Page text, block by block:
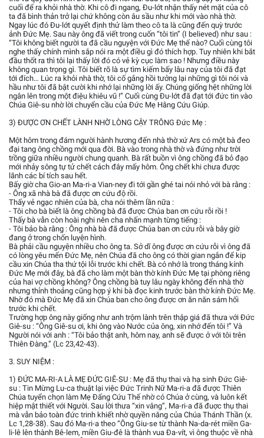
cuối để ra khỏi nhà thờ. Khi cô đi ngang, Đu-lớt nhận thấy nét mặt của cô
ta đã bình thản trở lại chứ không còn âu sầu như khi mới vào nhà thờ.
Ngay lúc đó Đu-lớt quyết định thử làm theo cô ta là cũng đến quỳ trước
ảnh Đức Mẹ. Sau này ông đã viết trong cuốn “tôi tin” (I believed) như sau :
“Tôi không biết người ta đã cầu nguyện với Đức Mẹ thế nào? Cuối cùng tôi
nghe thấy chính mình sắp nói ra một điều gì đó thích hợp. Tuy nhiên khi bắt
đầu thốt ra thì tôi lại thấy lời đó có vẻ kỳ cục làm sao ! Nhưng điều này
không quan trọng gì. Tôi biết rõ là sự tìm kiếm bấy lâu nay của tôi đã đạt
tới đích… Lúc ra khỏi nhà thờ, tôi cố gắng hồi tưởng lại những gì tôi nói và
hầu như tôi đã bật cười khi nhớ lại những lời ấy. Chúng giống hệt những lời
ngân lên trong một điệu khiêu vũ !” Cuối cùng Đu-lớt đã đạt tới đức tin vào
Chúa Giê-su nhờ lời chuyển cầu của Đức Mẹ Hằng Cứu Giúp.
3) ĐƯỢC ƠN CHẾT LÀNH NHỜ LÒNG CẬY TRÔNG Đức Mẹ :
Một hôm trong đám người hành hương đến nhà thờ xứ Ars có một bà đeo
đại tang ông chồng mới qua đời. Bà vào trong nhà thờ và đứng như trời
trồng giữa nhiều người chung quanh. Bà rất buồn vì ông chồng đã bỏ đạo
mới nhảy sông tự tử chết cách đây mấy hôm. Ông chết khi chưa được
lãnh các bí tích sau hết.
Bấy giờ cha Gio-an Ma-ri-a Vian-ney đi tới gần ghé tai nói nhỏ với bà rằng :
- Ông xã nhà bà đã được ơn cứu độ rồi.
Thấy vẻ ngạc nhiên của bà, cha nói thêm lần nữa :
- Tôi cho bà biết là ông chồng bà đã được Chúa ban ơn cứu rỗi rồi !
Thấy bà vẫn còn hoài nghi nên cha nhấn mạnh từng tiếng :
- Tôi bảo bà rằng : Ông nhà bà đã được Chúa ban ơn cứu rỗi và bây giờ
đang ở trong chốn luyện hình.
Bà phải cầu nguyện nhiều cho ông ta. Sở dĩ ông được ơn cứu rỗi vì ông đã
có lòng yêu mến Đức Mẹ, nên Chúa đã cho ông có thời gian ngắn để kip
cầu xin Chúa tha thứ tội lỗi trước khi chết. Bà có nhớ là trong tháng kính
Đức Mẹ mới đây, bà đã cho làm một bàn thờ kính Đức Mẹ tại phòng riêng
của hai vợ chồng không? Ông chồng bà tuy lâu ngày không đến nhà thờ
nhưng thỉnh thoảng cũng hợp ý khi bà đọc kinh trước bàn thờ kính Đức Mẹ.
Nhờ đó mà Đức Mẹ đã xin Chúa ban cho ông được ơn ăn năn sám hối
trước khi chết.
Trường hợp ông này giống như anh trộm lành trên thập giá đã thưa với Đức
Giê-su : “Ông Giê-su ơi, khi ông vào Nước của ông, xin nhớ đến tôi !” Và
Người nói với anh : “Tôi bảo thật anh, hôm nay, anh sẽ được ở với tôi trên
Thiên Đàng.” (Lc 23,42-43).
3. SUY NIỆM :
1) ĐỨC MA-RI-A LÀ MẸ ĐỨC GIÊ-SU : Mẹ đã thụ thai và hạ sinh Đức Giê-
su : Tin Mừng Lu-ca thuật lại việc Đức Trinh Nữ Ma-ri-a đã được Thiên
Chúa tuyển chọn làm Mẹ Đấng Cứu Thế nhờ có Chúa ở cùng, và luôn kết
hiệp mật thiết với Người. Sau lời thưa “xin vâng”, Ma-ri-a đã đuợc thụ thai
mà vẫn bảo toàn đức trinh khiết nhờ quyền năng của Chúa Thánh Thần (x.
Lc 1,28-38). Sau đó Ma-ri-a theo “Ông Giu-se từ thành Na-da-rét miền Ga-
li-lê lên thành Bê-lem, miền Giu-đê là thành vua Đa-vít, vì ông thuộc về nhà